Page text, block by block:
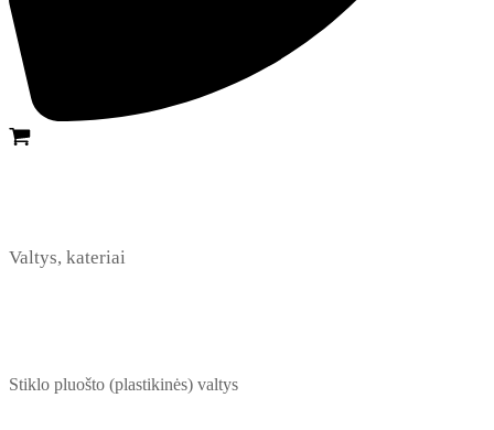
Valtys, kateriai
Stiklo pluošto (plastikinės) valtys